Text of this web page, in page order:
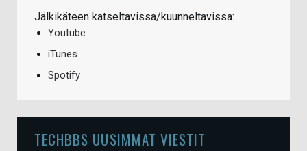
Jälkikäteen katseltavissa/kuunneltavissa:
Youtube
iTunes
Spotify
TECHBBS UUSIMMAT VIESTIT